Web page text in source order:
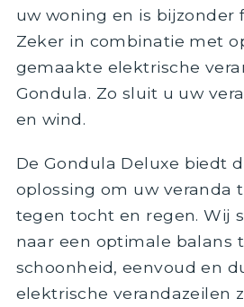
uw woning en is bijzonder
Zeker in combinatie met
gemaakte elektrische
Gondula. Zo sluit u uw
en wind.
De Gondula Deluxe biedt
oplossing om uw veranda
tegen tocht en regen. Wij
naar een optimale balans
schoonheid, eenvoud en
elektrische verandazeilen